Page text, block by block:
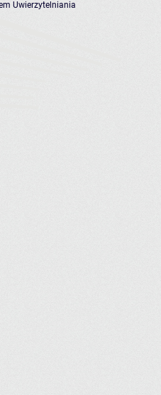
Uwierzytelniania